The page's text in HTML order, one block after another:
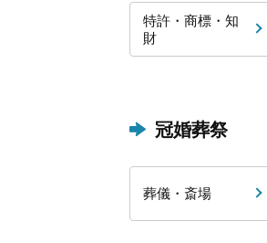
特許・商標・知
財
冠婚葬祭
葬儀・斎場